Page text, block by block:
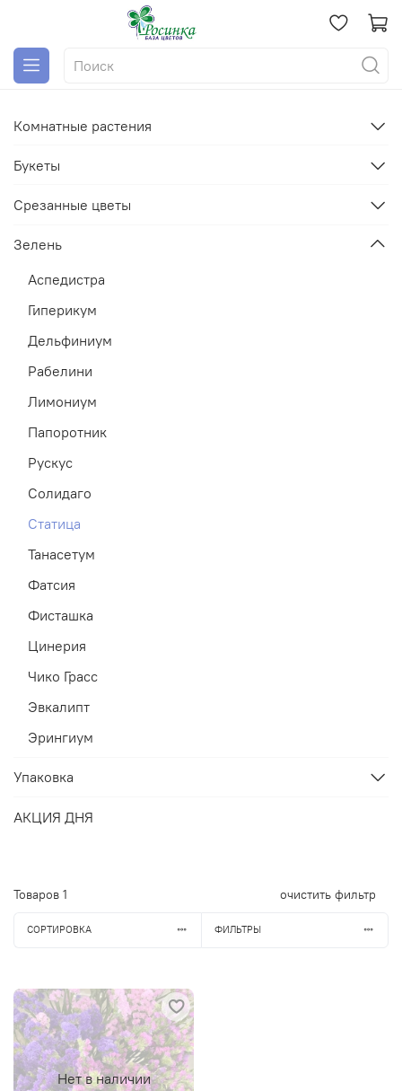
Товаров 1 очистить фильтр
СОРТИРОВКА ФИЛЬТРЫ
Нет в наличии
Комнатные растения
Букеты
Срезанные цветы
Зелень
Аспедистра
Гиперикум
Дельфиниум
Рабелини
Лимониум
Папоротник
Рускус
Солидаго
Статица
Танасетум
Фатсия
Фисташка
Цинерия
Чико Грасс
Эвкалипт
Эрингиум
Упаковка
АКЦИЯ ДНЯ